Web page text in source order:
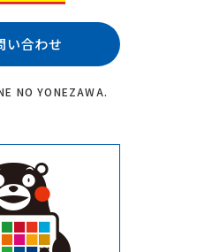
い合わせ
NO YONEZAWA.